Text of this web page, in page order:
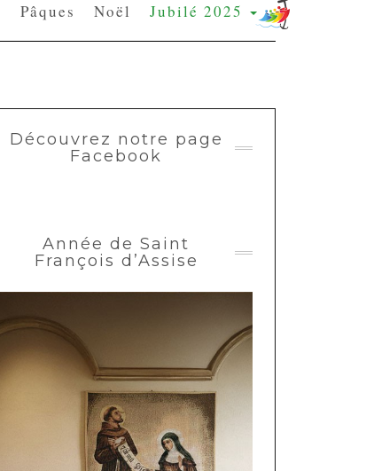
Pâques Noël Jubilé 2025
Découvrez notre page
Facebook
Année de Saint
François d’Assise